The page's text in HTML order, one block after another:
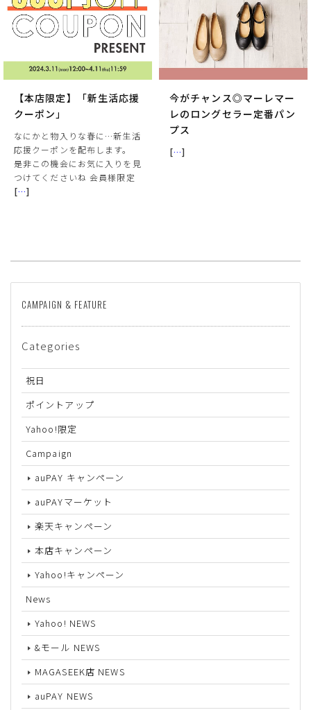
【本店限定】「新生活応援
クーポン」
なにかと物入りな春に…新生活
応援クーポンを配布します。
是非この機会にお気に入りを見
つけてくださいね 会員様限定
[…]
今がチャンス◎マーレマー
レのロングセラー定番パン
プス
[…]
CAMPAIGN & FEATURE
Categories
祝日
ポイントアップ
Yahoo!限定
Campaign
auPAY キャンペーン
auPAYマーケット
楽天キャンペーン
本店キャンペーン
Yahoo!キャンペーン
News
Yahoo! NEWS
&モール NEWS
MAGASEEK店 NEWS
auPAY NEWS